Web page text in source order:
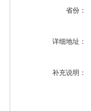
省份：
详细地址：
补充说明：